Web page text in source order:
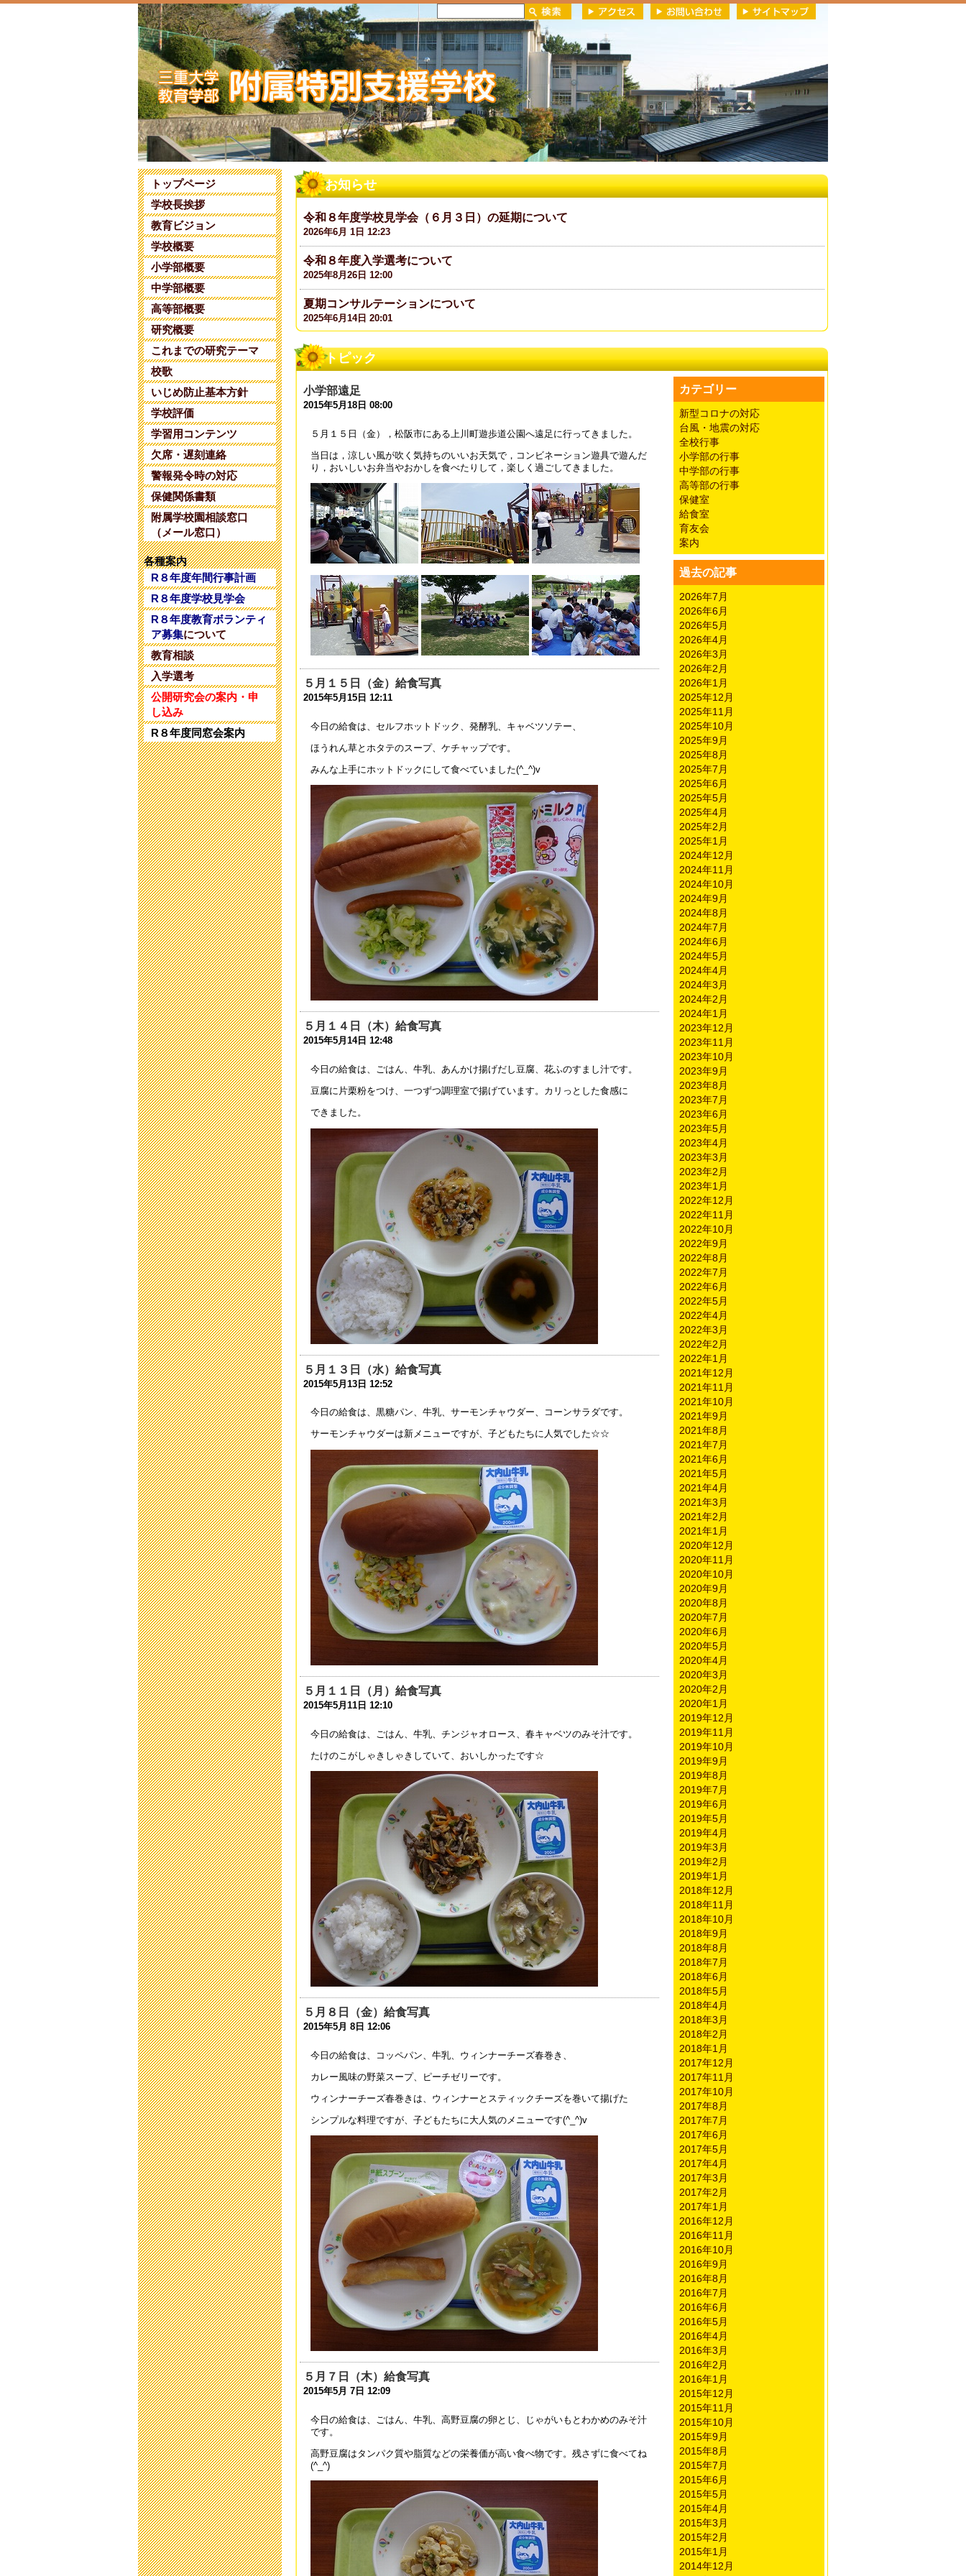
トップページ
学校長挨拶
教育ビジョン
学校概要
小学部概要
中学部概要
高等部概要
研究概要
これまでの研究テーマ
校歌
いじめ防止基本方針
学校評価
学習用コンテンツ
欠席・遅刻連絡
警報発令時の対応
保健関係書類
附属学校園相談窓口
（メール窓口）
各種案内
R８年度年間行事計画
R８年度学校見学会
R８年度教育ボランティ
ア募集について
教育相談
入学選考
公開研究会の案内・申
し込み
R８年度同窓会案内
お知らせ
令和８年度学校見学会（６月３日）の延期について
2026年6月 1日 12:23
令和８年度入学選考について
2025年8月26日 12:00
夏期コンサルテーションについて
2025年6月14日 20:01
令和８年度 同窓会案内について
2025年5月28日 18:45
令和８年度 教育ボランティアについて
2025年5月 1日 16:18
令和８年度コンサルテーションについて
令和7年度学校見学会について
2025年4月25日 17:00
令和5年度 公開研究会のお知らせ
2024年1月10日 17:51
令和5年度 公開研究会のお知らせ
2023年11月20日 18:22
令和６年度入学選考について
2023年8月25日 09:00
第32回 公開研究会1次案内のお知らせ
教育ボランティアについて
保健関係書類について
2023年4月14日 17:43
研究中間報告の終了のお知らせ
2023年3月20日 17:16
研究中間報告 お知らせの追伸
2023年1月27日 15:26
令和４年度 研究中間報告のお知らせ
2023年1月19日 16:52
令和５年度 中学部 新１年生（欠員分） 追加募集
2022年12月 1日 08:34
9月13日以降の新型コロナウイルス感染症への対応について
2021年9月 9日 17:45
欠席・遅刻連絡フォームについて
2020年10月18日 06:50
2020年10月16日 13:54
第32回公開研究会 開催中止のお知らせ
2020年7月20日 08:53
令和2年度 卒業生行事中止の案内
2020年6月25日 08:12
学校教育活動の再開，分散登校のお知らせ
2020年5月14日 18:11
臨時休校中の一時預かりについて
2020年4月30日 10:00
臨時休校延長のお知らせ
2020年4月28日 15:35
臨時休校期間中の登校日等の取り止めについての連絡
2020年4月 8日 10:53
新型コロナウィルス感染症に関する休校についての連絡
2020年3月10日 16:39
「令和元年度 同窓会 及び 父母の会総会」中止のお知らせ
2020年2月26日 17:41
保健関係書類の更新について
2019年11月11日 17:43
本日（10/13）運動会を実施します
2019年10月13日 06:04
運動会を13日（日）に延期します。
令和2年度 入学選考実施要項を掲載しました
2019年9月 2日 15:06
育友会夏祭り中止のお知らせ
2019年7月26日 16:34
平成31年度 学校見学会について
保健関係書類の更新について
2019年3月19日 13:16
「わいわい集まろう会」のお知らせ
2018年9月28日 08:00
いじめ防止基本方針
2018年9月 1日 13:51
「夏祭り」の中止について
2018年7月27日 11:06
2018年度 夏祭りについてのお知らせ
2018年7月26日 09:25
平成30年度 学校見学会について
第31回公開研究会へのご参加ありがとうございました。
「第３１回 公開研究会」の第２次案内を掲載しました
「第３１回 公開研究会」の第一次案内を掲載しました
2017年6月 1日 08:00
中庭改修工事 終了しました
2016年9月 7日 18:31
平成２９年度使用教科用図書の採択理由
2016年7月21日 08:25
中庭改修工事について
2016年7月19日 17:26
平成27年度 学校の教育活動のアンケートの結果を公開します
平成２８年度学校見学会
2016年5月 9日 18:23
避難訓練
2016年3月 1日 18:22
第30回公開研究会へのご参加ありがとうございました
2016年2月27日 11:25
小学部 進路ガイダンスを開催しました
2016年2月 2日 08:58
中学部 進路ガイダンスを実施しました
2016年2月 1日 17:37
トピック
小学部遠足
2015年5月18日 08:00
５月１５日（金），松阪市にある上川町遊歩道公園へ遠足に行ってきました。
当日は，涼しい風が吹く気持ちのいいお天気で，コンビネーション遊具で遊んだ
り，おいしいお弁当やおかしを食べたりして，楽しく過ごしてきました。
５月１５日（金）給食写真
2015年5月15日 12:11
今日の給食は、セルフホットドック、発酵乳、キャベツソテー、
ほうれん草とホタテのスープ、ケチャップです。
みんな上手にホットドックにして食べていました(^_^)v
５月１４日（木）給食写真
2015年5月14日 12:48
今日の給食は、ごはん、牛乳、あんかけ揚げだし豆腐、花ふのすまし汁です。
豆腐に片栗粉をつけ、一つずつ調理室で揚げています。カリっとした食感に
できました。
５月１３日（水）給食写真
2015年5月13日 12:52
今日の給食は、黒糖パン、牛乳、サーモンチャウダー、コーンサラダです。
サーモンチャウダーは新メニューですが、子どもたちに人気でした☆☆
５月１１日（月）給食写真
2015年5月11日 12:10
今日の給食は、ごはん、牛乳、チンジャオロース、春キャベツのみそ汁です。
たけのこがしゃきしゃきしていて、おいしかったです☆
５月８日（金）給食写真
2015年5月 8日 12:06
今日の給食は、コッペパン、牛乳、ウィンナーチーズ春巻き、
カレー風味の野菜スープ、ピーチゼリーです。
ウィンナーチーズ春巻きは、ウィンナーとスティックチーズを巻いて揚げた
シンプルな料理ですが、子どもたちに大人気のメニューです(^_^)v
５月７日（木）給食写真
2015年5月 7日 12:09
今日の給食は、ごはん、牛乳、高野豆腐の卵とじ、じゃがいもとわかめのみそ汁
です。
高野豆腐はタンパク質や脂質などの栄養価が高い食べ物です。残さずに食べてね
(^_^)
カテゴリー
新型コロナの対応
台風・地震の対応
全校行事
小学部の行事
中学部の行事
高等部の行事
保健室
給食室
育友会
案内
過去の記事
2026年7月
2026年6月
2026年5月
2026年4月
2026年3月
2026年2月
2026年1月
2025年12月
2025年11月
2025年10月
2025年9月
2025年8月
2025年7月
2025年6月
2025年5月
2025年4月
2025年2月
2025年1月
2024年12月
2024年11月
2024年10月
2024年9月
2024年8月
2024年7月
2024年6月
2024年5月
2024年4月
2024年3月
2024年2月
2024年1月
2023年12月
2023年11月
2023年10月
2023年9月
2023年8月
2023年7月
2023年6月
2023年5月
2023年4月
2023年3月
2023年2月
2023年1月
2022年12月
2022年11月
2022年10月
2022年9月
2022年8月
2022年7月
2022年6月
2022年5月
2022年4月
2022年3月
2022年2月
2022年1月
2021年12月
2021年11月
2021年10月
2021年9月
2021年8月
2021年7月
2021年6月
2021年5月
2021年4月
2021年3月
2021年2月
2021年1月
2020年12月
2020年11月
2020年10月
2020年9月
2020年8月
2020年7月
2020年6月
2020年5月
2020年4月
2020年3月
2020年2月
2020年1月
2019年12月
2019年11月
2019年10月
2019年9月
2019年8月
2019年7月
2019年6月
2019年5月
2019年4月
2019年3月
2019年2月
2019年1月
2018年12月
2018年11月
2018年10月
2018年9月
2018年8月
2018年7月
2018年6月
2018年5月
2018年4月
2018年3月
2018年2月
2018年1月
2017年12月
2017年11月
2017年10月
2017年8月
2017年7月
2017年6月
2017年5月
2017年4月
2017年3月
2017年2月
2017年1月
2016年12月
2016年11月
2016年10月
2016年9月
2016年8月
2016年7月
2016年6月
2016年5月
2016年4月
2016年3月
2016年2月
2016年1月
2015年12月
2015年11月
2015年10月
2015年9月
2015年8月
2015年7月
2015年6月
2015年5月
2015年4月
2015年3月
2015年2月
2015年1月
2014年12月